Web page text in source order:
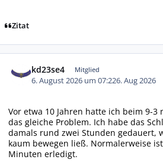
Zitat
kd23se4 Mitglied
6. August 2026 um 07:226. Aug 2026
Vor etwa 10 Jahren hatte ich beim 9-3
das gleiche Problem. Ich habe das
damals rund zwei Stunden gedauert,
kaum bewegen ließ. Normalerweise
Minuten erledigt.